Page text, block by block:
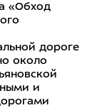
«Обход
дороге
около
и